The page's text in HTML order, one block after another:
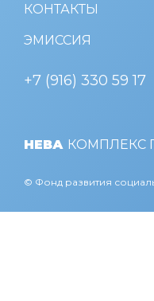
НЕВА КОМПЛЕКС
© Фонд развития
КОНТАКТЫ
ЭМИССИЯ
+7 (916) 330 59 17